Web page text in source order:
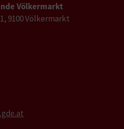
Völkermarkt
9100 Völkermarkt